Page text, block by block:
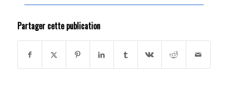
Partager cette publication